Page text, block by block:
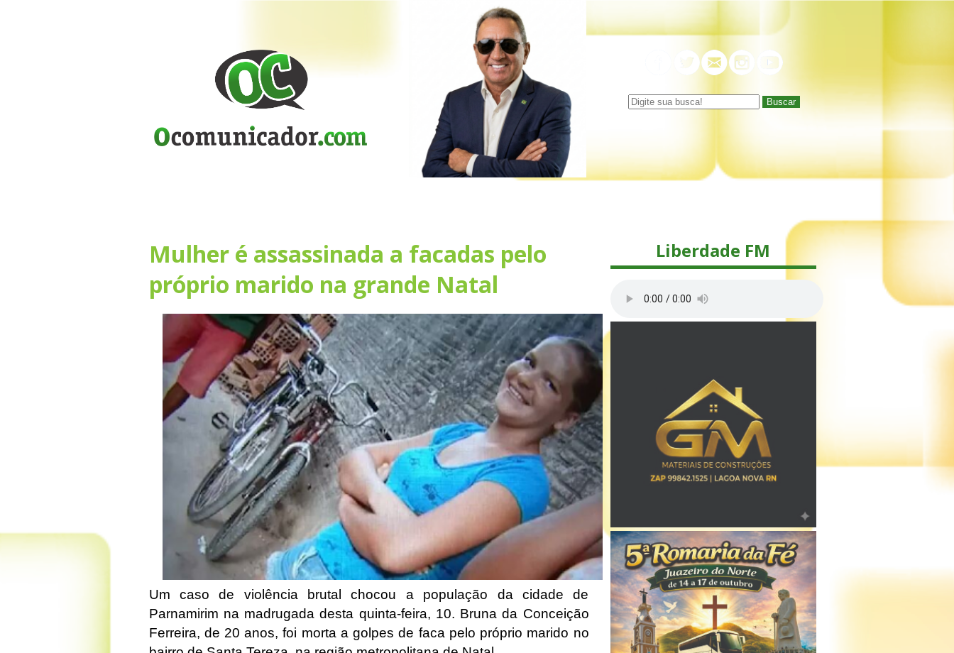
Buscar
Mulher é assassinada a facadas pelo
próprio marido na grande Natal
Um caso de violência brutal chocou a população da cidade de
Parnamirim na madrugada desta quinta-feira, 10. Bruna da Conceição
Ferreira, de 20 anos, foi morta a golpes de faca pelo próprio marido no
Liberdade FM